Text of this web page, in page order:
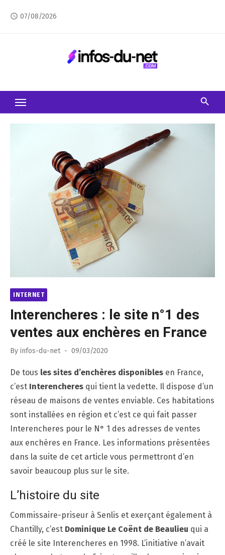
access_time 07/08/2026
INTERNET
Interencheres : le site n°1 des
ventes aux enchères en France
By infos-du-net
Posted
09/03/2020
De tous les sites d’enchères disponibles en France,
c’est Interencheres qui tient la vedette. Il dispose d’un
réseau de maisons de ventes enviable. Ces habitations
sont installées en région et c’est ce qui fait passer
Interencheres pour le N° 1 des adresses de ventes
aux enchères en France. Les informations présentées
dans la suite de cet article vous permettront d’en
savoir beaucoup plus sur le site.
L’histoire du site
Commissaire-priseur à Senlis et exerçant également à
Chantilly, c’est Dominique Le Coënt de Beaulieu qui a
créé le site Interencheres en 1998. L’initiative n’avait